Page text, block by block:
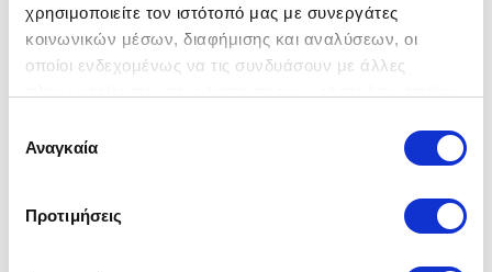
χρησιμοποιείτε τον ιστότοπό μας με συνεργάτες
κοινωνικών μέσων, διαφήμισης και αναλύσεων, οι
οποίοι ενδεχομένως να τις συνδυάσουν με άλλες
των υπηρεσιών τους.
συγκατάθεσης
Αναγκαία
Προτιμήσεις